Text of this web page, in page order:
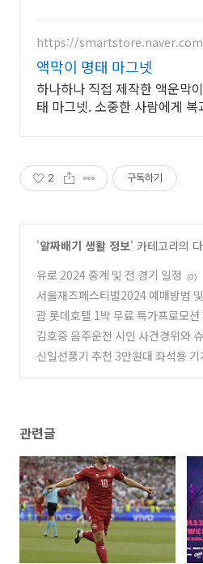
https://
액막이 명태 마그넷
하나하나 직접 제작한 액운막
태 마그넷. 소중한 사람에게 복
2 구독하기
'알짜배기 생활 정보' 카테고리의
유로 2024 중계 및 전 경기 일정
(0)
서울재즈페스티벌2024 예매방법
임테이블 (0)
괌 롯데호텔 1박 무료 특가프로모션
월~7월) (0)
김호중 음주운전 시인 사건경위와
서트 강행
(0)
신일선풍기 추천 3만원대 좌석용
관련글